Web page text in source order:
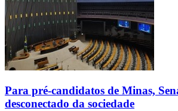
Para pré-candidatos de Minas,
desconectado da sociedade